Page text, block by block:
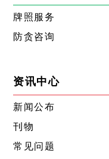
牌照服务
防贪咨询
资讯中心
新闻公布
刊物
常见问题